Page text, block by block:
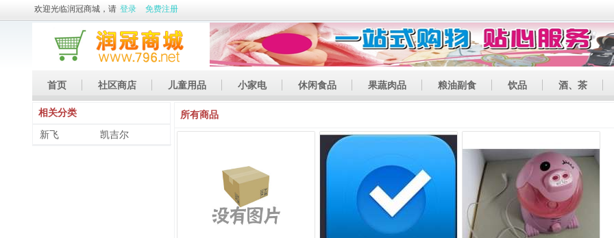
欢迎光临润冠商城，请 登录 免费注册
首页 社区商店 儿童用品 小家电 休闲食品 果蔬肉品 粮油副食 饮品 酒、茶
休闲娱乐 土特产
相关分类
新飞 凯吉尔
所有商品